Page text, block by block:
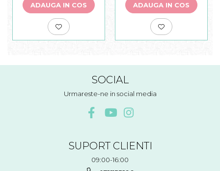
ADAUGA IN COS ADAUGA IN COS
SOCIAL
Urmareste-ne in social media
SUPORT CLIENTI
09:00-16:00